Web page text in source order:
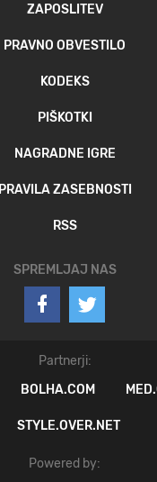
ZAPOSLITEV
PRAVNO OBVESTILO
KODEKS
PIŠKOTKI
NAGRADNE IGRE
PRAVILA ZASEBNOSTI
RSS
SPREMLJAJ NAS
Partnerji:
BOLHA.COM
STYLE.OVER.NET
Powered by: